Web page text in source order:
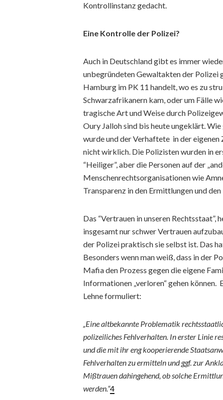
Kontrollinstanz gedacht.
Eine Kontrolle der Polizei?
Auch in Deutschland gibt es immer
unbegründeten Gewaltakten der Polizei
Hamburg im PK 11 handelt, wo es zu
Schwarzafrikanern kam, oder um Fälle
tragische Art und Weise durch
Oury Jalloh sind bis heute ungeklärt.
wurde und der Verhaftete in der
nicht wirklich. Die Polizisten wurden in
“Heiliger”, aber die Personen auf der
Menschenrechtsorganisationen wie
Transparenz in den Ermittlungen und
Das “Vertrauen in unseren Rechtsstaat”,
insgesamt nur schwer Vertrauen
der Polizei praktisch sie selbst ist. Das
Besonders wenn man weiß, dass in der
Mafia den Prozess gegen die eigene
Informationen „verloren“ gehen
Lehne formuliert:
„Eine altbekannte Problematik
polizeiliches Fehlverhalten. In erster Linie
und die mit ihr eng kooperierende
Fehlverhalten zu ermitteln und ggf. zur
Mißtrauen dahingehend, ob solche
werden.“4